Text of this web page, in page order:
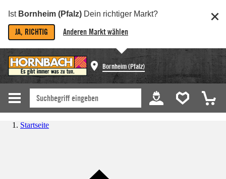
Ist Bornheim (Pfalz) Dein richtiger Markt?
JA, RICHTIG Anderen Markt wählen
Bornheim (Pfalz)
Startseite